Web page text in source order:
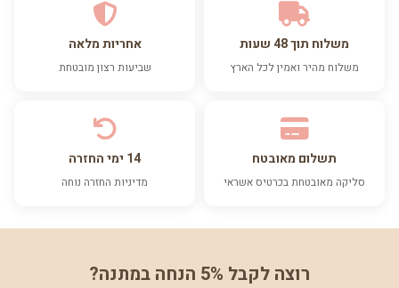
משלוח תוך 48 שעות
משלוח מהיר ואמין לכל הארץ
אחריות מלאה
שביעות רצון מובטחת
תשלום מאובטח
סליקה מאובטחת בכרטיס אשראי
14 ימי החזרה
מדיניות החזרה נוחה
רוצה לקבל 5% הנחה במתנה?